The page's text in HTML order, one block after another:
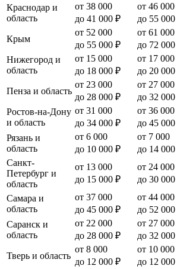
Краснодар и
область
от 38 000
до 41 000 ₽
от 46 000
до 55
Крым
от 52 000
до 55 000 ₽
от 61 000
до 72
Нижегород и
область
от 15 000
до 18 000 ₽
от 17 000
до 20
Пенза и область
от 23 000
до 28 000 ₽
от 27 000
до 32
Ростов-на-Дону
и область
от 31 000
до 34 000 ₽
от 36 000
до 45
Рязань и
область
от 6 000
до 10 000 ₽
от 7 000
до 14
Санкт-
Петербург и
область
от 13 000
до 15 000 ₽
от 24 000
до 30
Самара и
область
от 37 000
до 45 000 ₽
от 44 000
до 52
Саранск и
область
от 22 000
до 28 000 ₽
от 27 000
до 32
Тверь и область
от 8 000
до 12 000 ₽
от 10 000
до 12